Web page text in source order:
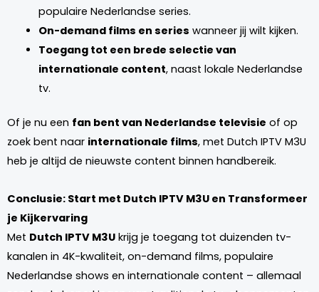
populaire Nederlandse series.
On-demand films en series wanneer jij wilt kijken.
Toegang tot een brede selectie van
internationale content, naast lokale Nederlandse
tv.
Of je nu een fan bent van Nederlandse televisie of op
zoek bent naar internationale films, met Dutch IPTV M3U
heb je altijd de nieuwste content binnen handbereik.
Conclusie: Start met Dutch IPTV M3U en Transformeer
je Kijkervaring
Met Dutch IPTV M3U krijg je toegang tot duizenden tv-
kanalen in 4K-kwaliteit, on-demand films, populaire
Nederlandse shows en internationale content – allemaal